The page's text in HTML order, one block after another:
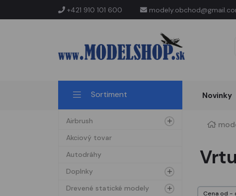
+421 910 101 600
Novinky
Sortiment
Airbrush
Akciový tovar
Autodráhy
Doplnky
Drevené statické modely